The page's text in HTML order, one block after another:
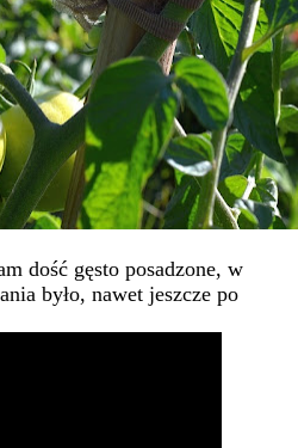
dość gęsto posadzone, w
było, nawet jeszcze po